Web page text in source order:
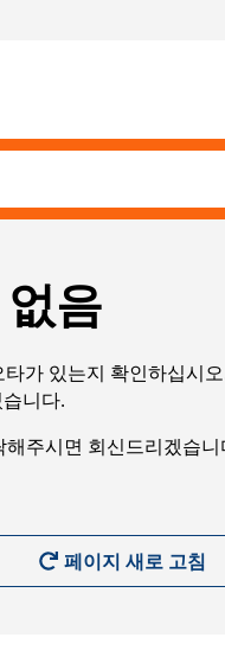
음
가 있는지 확인하십시
니다.
주시면 회신드리겠습
페이지 새로 고침